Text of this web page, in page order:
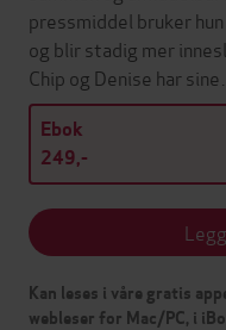
pressmiddel bruker
og blir stadig mer
Chip og Denise har sine…
Ebok
249,-
Kan leses i våre gratis
webleser for Mac/PC, i